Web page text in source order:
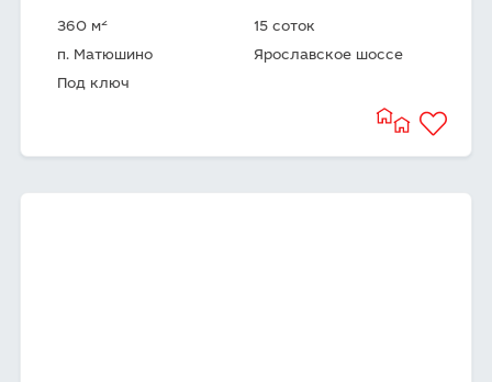
360 м2
15 соток
п. Матюшино
Ярославское шоссе
Под ключ